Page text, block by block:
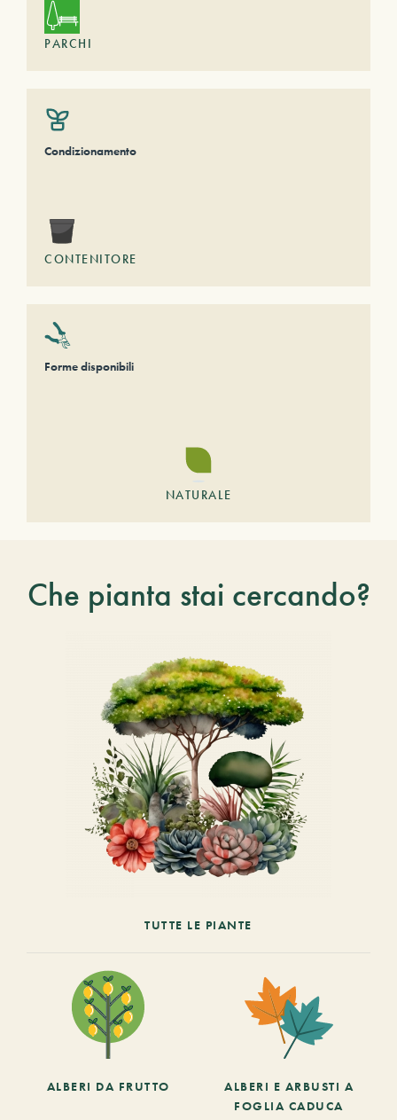
PARCHI
Condizionamento
CONTENITORE
Forme disponibili
NATURALE
Che pianta stai cercando?
TUTTE LE PIANTE
ALBERI DA FRUTTO
ALBERI E ARBUSTI A
FOGLIA CADUCA